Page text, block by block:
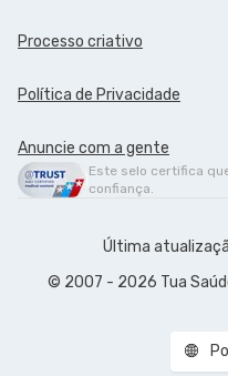
Processo criativo
Política de Privacidade
Anuncie com a gente
Este selo certifica
confiança.
Última
© 2007 - 2026 Tua